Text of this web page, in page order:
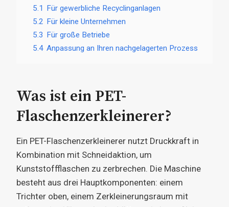
5.1 Für gewerbliche Recyclinganlagen
5.2 Für kleine Unternehmen
5.3 Für große Betriebe
5.4 Anpassung an Ihren nachgelagerten Prozess
Was ist ein PET-
Flaschenzerkleinerer?
Ein PET-Flaschenzerkleinerer nutzt Druckkraft in
Kombination mit Schneidaktion, um
Kunststoffflaschen zu zerbrechen. Die Maschine
besteht aus drei Hauptkomponenten: einem
Trichter oben, einem Zerkleinerungsraum mit